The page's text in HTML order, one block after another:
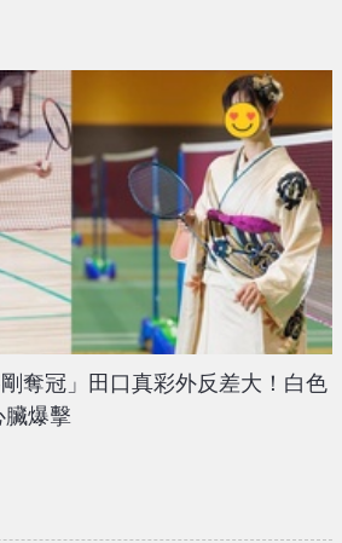
奪冠」田口真彩外反差大！白色
爆擊